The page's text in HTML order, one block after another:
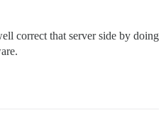
correct that server side by doing